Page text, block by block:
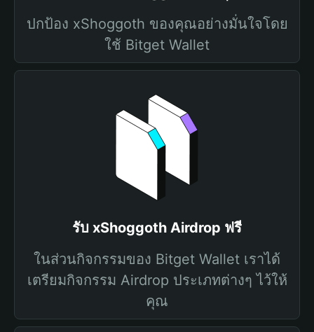
ปกป้อง xShoggoth ของคุณอย่างมั่นใจโดย
ใช้ Bitget Wallet
รับ xShoggoth Airdrop ฟรี
ในส่วนกิจกรรมของ Bitget Wallet เราได้
เตรียมกิจกรรม Airdrop ประเภทต่างๆ ไว้ให้
คุณ